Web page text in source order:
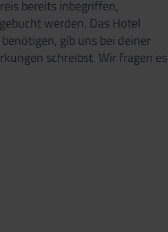
bereits inbegriffen,
werden. Das Hotel
gib uns bei deiner
schreibst. Wir fragen es